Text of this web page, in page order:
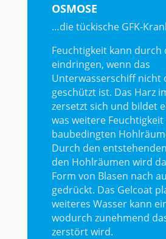
OSMOSE
…die tückische GFK-
Feuchtigkeit kann durch
eindringen, wenn das
Unterwasserschiff nicht
geschützt ist. Das Harz
zersetzt sich und bildet
was weitere
baubedingten
Durch den
den Hohlräumen wird
Form von Blasen nach
gedrückt. Das Gelcoat
weiteres Wasser kann
wodurch zunehmend
zerstört wird.